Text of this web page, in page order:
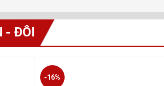
- ĐÔI
-16%